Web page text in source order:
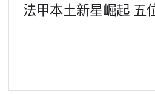
法甲本土新星崛起 五